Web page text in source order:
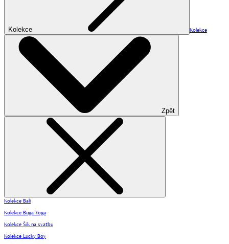
Kolekce Kolekce
Zpět
Kolekce Bali
Kolekce Buga Yoga
Kolekce Šik na svatbu
Kolekce Lucky Boy